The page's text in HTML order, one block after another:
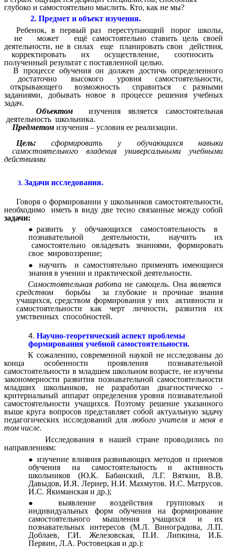
глубоко и самостоятельно мыслить. Кто, как не мы?
2. Предмет и объект изучения.
Ребенок, в первый раз переступающий порог школы,
не может ещё самостоятельно ставить цель своей
деятельности, не в силах еще планировать свои действия,
корректировать их осуществление, соотносить
полученный результат с поставленной целью.
В процессе обучения он должен достичь определенного
достаточно высокого уровня самостоятельности,
открывающего возможность справиться с разными
заданиями, добывать новое в процессе решения учебных
задач.
Объектом
изучения является самостоятельная
деятельность школьника.
Предметом изучения – условия ее реализации.
Цель:
сформировать у обучающихся навыки
самостоятельного владения универсальными учебными
действиями
3. Задачи исследования.
Говоря о формировании у школьников самостоятельности,
необходимо иметь в виду две тесно связанные между собой
задачи:
развить у обучающихся самостоятельность в
познавательной деятельности, научить их
самостоятельно овладевать знаниями, формировать
свое мировоззрение;
научить и самостоятельно применять имеющиеся
знания в учении и практической деятельности.
Самостоятельная работа не самоцель. Онаявляется
средством
борьбы за глубокие и прочные знания
учащихся, средством формирования у них активности и
самостоятельности как черт личности, развития их
умственных способностей.
Научно-теоретический аспект проблемы
формирования учебной самостоятельности.
К сожалению, современной наукой не исследованы до
конца особенности проявления познавательной
самостоятельности в младшем школьном возрасте, не изучены
закономерности развития познавательной самостоятельности
младших школьников, не разработан диагностическо -
критериальный аппарат определения уровня познавательной
самостоятельности учащихся. Поэтому решение указанного
выше круга вопросов представляет собой актуальную задачу
педагогических исследований длялюбого учителя и меня в
том числе.
Исследования в нашей стране проводились по
направлениям:
изучение влияния развивающих методов и приемов
обучения на самостоятельность и активность
школьников (Ю.К. Бабанский, Л.Г. Вяткин, В.В.
Давыдов, И.Я. Лернер, Н.И. Махмутов. И.С. Матрусов.
И.С. Якиманская и др.);
выявление воздействия групповых и
индивидуальных форм обучения на формирование
самостоятельного мышления учащихся и их
познавательных интересов (М.Л. Виноградова, Л.П.
Доблаев, Г.И. Железовская, П.И. Липкина, И.Б.
Первин, Л.А. Ростовецкая и др.):